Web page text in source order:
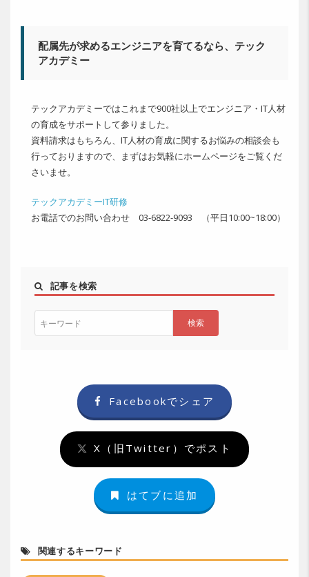
配属先が求めるエンジニアを育てるなら、テック
アカデミー
テックアカデミーではこれまで900社以上でエンジニア・IT人材
の育成をサポートして参りました。
資料請求はもちろん、IT人材の育成に関するお悩みの相談会も
行っておりますので、まずはお気軽にホームページをご覧くだ
さいませ。
テックアカデミーIT研修
お電話でのお問い合わせ 03-6822-9093 （平日10:00~18:00）
記事を検索
Facebookでシェア
X（旧Twitter）でポスト
はてブに追加
関連するキーワード